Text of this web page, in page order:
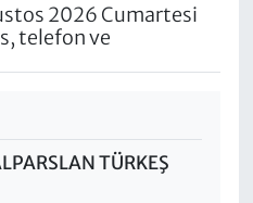
2026 Cumartesi
telefon ve
TÜRKEŞ